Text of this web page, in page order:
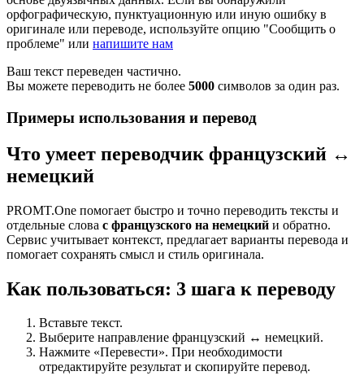
орфографическую, пунктуационную или иную ошибку в
оригинале или переводе, используйте опцию "Сообщить о
проблеме" или напишите нам
Ваш текст переведен частично.
Вы можете переводить не более 5000 символов за один раз.
Примеры использования и перевод
Что умеет переводчик французский ↔
немецкий
PROMT.One помогает быстро и точно переводить тексты и
отдельные слова с французского на немецкий и обратно.
Сервис учитывает контекст, предлагает варианты перевода и
помогает сохранять смысл и стиль оригинала.
Как пользоваться: 3 шага к переводу
Вставьте текст.
Выберите направление французский ↔ немецкий.
Нажмите «Перевести». При необходимости
отредактируйте результат и скопируйте перевод.